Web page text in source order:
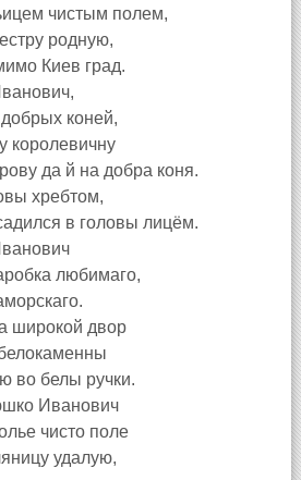
чистым полем,
родную,
Киев град.
коней,
королевичну
да й на добра коня.
хребтом,
в головы лицём.
любимаго,
широкой двор
во белы ручки.
Иванович
чисто поле
удалую,